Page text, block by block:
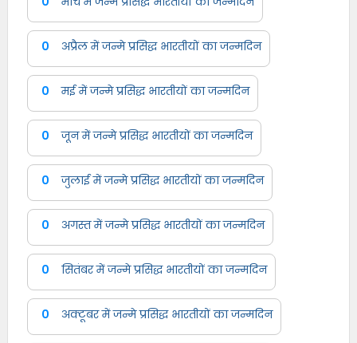
0 अप्रैल में जन्मे प्रसिद्ध भारतीयों का जन्मदिन
0 मई में जन्मे प्रसिद्ध भारतीयों का जन्मदिन
0 जून में जन्मे प्रसिद्ध भारतीयों का जन्मदिन
0 जुलाई में जन्मे प्रसिद्ध भारतीयों का जन्मदिन
0 अगस्त में जन्मे प्रसिद्ध भारतीयों का जन्मदिन
0 सितंबर में जन्मे प्रसिद्ध भारतीयों का जन्मदिन
0 अक्टूबर में जन्मे प्रसिद्ध भारतीयों का जन्मदिन